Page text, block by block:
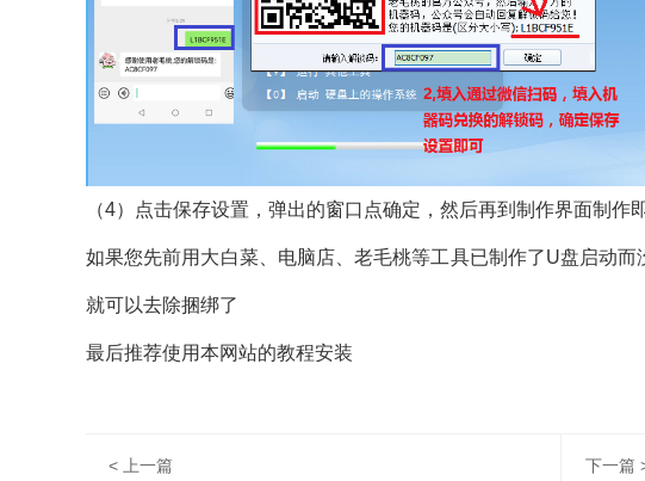
（4）点击保存设置，弹出的窗口点确定，然后再到制作界面制作即
如果您先前用大白菜、电脑店、老毛桃等工具已制作了U盘启动
就可以去除捆绑了
最后推荐使用本网站的教程安装
< 上一篇
下一篇